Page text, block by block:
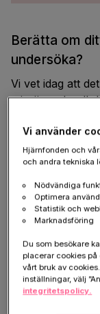
Berätta om
undersöka?
Vi vet idag att
migrän och
migrän har
än personer
dock oklart vad
och migrän och
området.
Min forskning
vilken grad
samsjuklighet
vilka genetiska
adhd och
Vi använder
Hjärnfonden och
och andra tekniska
Nödvändiga
Optimera
Statistik och
Marknadsföring
Du som besökare
placerar cookies på
vårt bruk av
inställningar, välj
integritetspolicy.